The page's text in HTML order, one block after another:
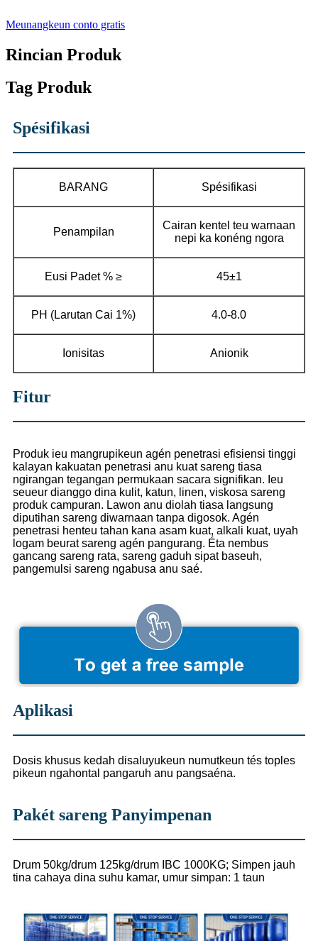
Meunangkeun conto gratis
Rincian Produk
Tag Produk
Spésifikasi
BARANG Spésifikasi
Penampilan
Cairan kentel teu warnaan
nepi ka konéng ngora
Eusi Padet % ≥ 45±1
PH (Larutan Cai 1%) 4.0-8.0
Ionisitas Anionik
Fitur
Produk ieu mangrupikeun agén penetrasi efisiensi tinggi
kalayan kakuatan penetrasi anu kuat sareng tiasa
ngirangan tegangan permukaan sacara signifikan. Ieu
seueur dianggo dina kulit, katun, linen, viskosa sareng
produk campuran. Lawon anu diolah tiasa langsung
diputihan sareng diwarnaan tanpa digosok. Agén
penetrasi henteu tahan kana asam kuat, alkali kuat, uyah
logam beurat sareng agén pangurang. Éta nembus
gancang sareng rata, sareng gaduh sipat baseuh,
pangemulsi sareng ngabusa anu saé.
Aplikasi
Dosis khusus kedah disaluyukeun numutkeun tés toples
pikeun ngahontal pangaruh anu pangsaéna.
Pakét sareng Panyimpenan
Drum 50kg/drum 125kg/drum IBC 1000KG; Simpen jauh
tina cahaya dina suhu kamar, umur simpan: 1 taun